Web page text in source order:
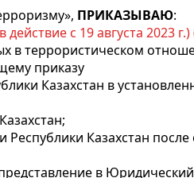
ПРИКАЗЫВАЮ:
с 19 августа 2023 г.)
в террористическом
приказу
Казахстан в
Казахстан
в